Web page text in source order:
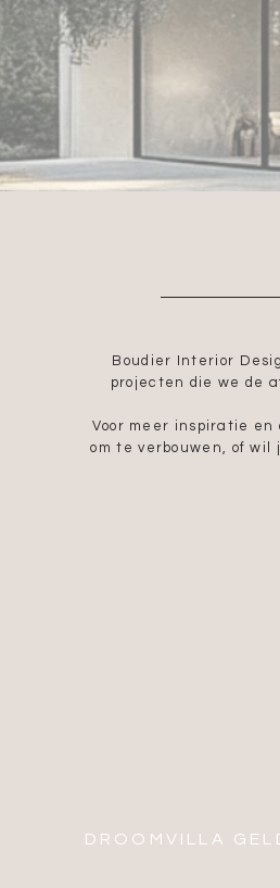
Boudier Interior
projecten die we de
Voor meer inspiratie en
om te verbouwen, of
DROOMVILLA